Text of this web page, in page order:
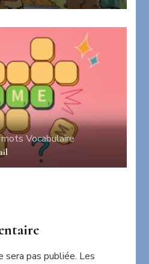
mots Vocabulaire
sera pas publiée. Les